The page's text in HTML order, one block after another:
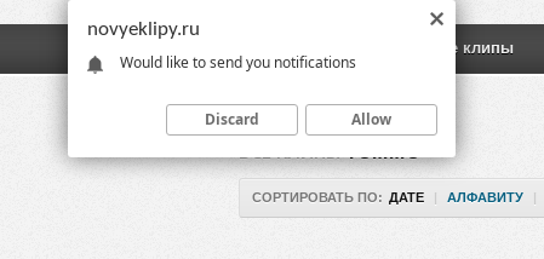
Русские клипы
ВСЕ КЛИПЫ TOMMO
СОРТИРОВАТЬ ПО: ДАТЕ | АЛФАВИТУ |
novyeklipy.ru
Would like to send you notifications
Discard Allow